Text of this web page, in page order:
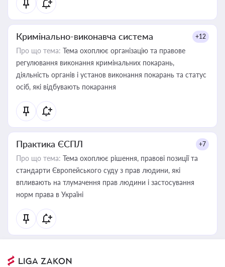
Кримінально-виконавча система +12
Про що тема: Тема охоплює організацію та правове
регулювання виконання кримінальних покарань,
діяльність органів і установ виконання покарань та статус
осіб, які відбувають покарання
Практика ЄСПЛ +7
Про що тема: Тема охоплює рішення, правові позиції та
стандарти Європейського суду з прав людини, які
впливають на тлумачення прав людини і застосування
норм права в Україні